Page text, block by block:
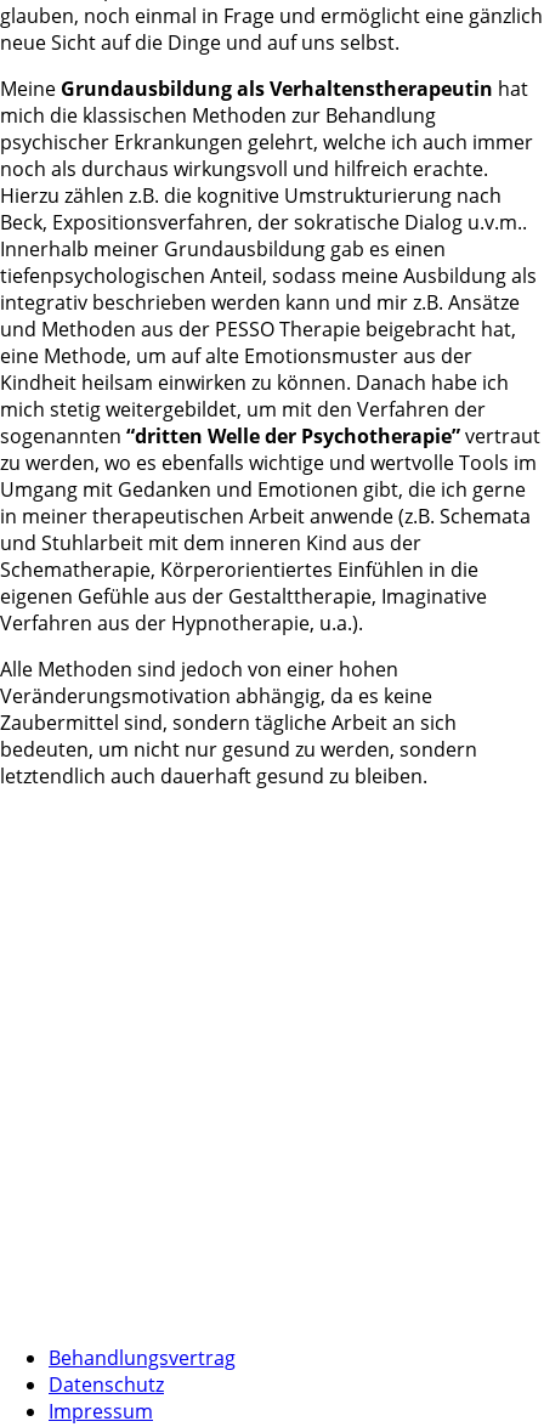
glauben, noch einmal in Frage und ermöglicht eine gänzlich
neue Sicht auf die Dinge und auf uns selbst.
Meine Grundausbildung als Verhaltenstherapeutin hat
mich die klassischen Methoden zur Behandlung
psychischer Erkrankungen gelehrt, welche ich auch immer
noch als durchaus wirkungsvoll und hilfreich erachte.
Hierzu zählen z.B. die kognitive Umstrukturierung nach
Beck, Expositionsverfahren, der sokratische Dialog u.v.m..
Innerhalb meiner Grundausbildung gab es einen
tiefenpsychologischen Anteil, sodass meine Ausbildung als
integrativ beschrieben werden kann und mir z.B. Ansätze
und Methoden aus der PESSO Therapie beigebracht hat,
eine Methode, um auf alte Emotionsmuster aus der
Kindheit heilsam einwirken zu können. Danach habe ich
mich stetig weitergebildet, um mit den Verfahren der
sogenannten “dritten Welle der Psychotherapie”vertraut
zu werden, wo es ebenfalls wichtige und wertvolle Tools im
Umgang mit Gedanken und Emotionen gibt, die ich gerne
in meiner therapeutischen Arbeit anwende (z.B. Schemata
und Stuhlarbeit mit dem inneren Kind aus der
Schematherapie, Körperorientiertes Einfühlen in die
eigenen Gefühle aus der Gestalttherapie, Imaginative
Verfahren aus der Hypnotherapie, u.a.).
Alle Methoden sind jedoch von einer hohen
Veränderungsmotivation abhängig, da es keine
Zaubermittel sind, sondern tägliche Arbeit an sich
bedeuten, um nicht nur gesund zu werden, sondern
letztendlich auch dauerhaft gesund zu bleiben.
Behandlungsvertrag
Datenschutz
Impressum